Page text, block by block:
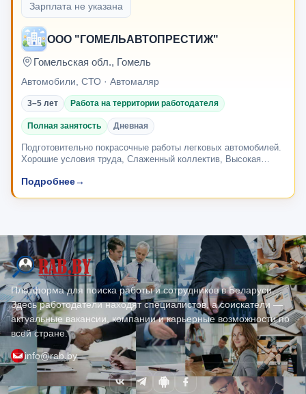
Зарплата не указана
ООО "ГОМЕЛЬАВТОПРЕСТИЖ"
Гомельская обл., Гомель
Автомобили, СТО · Автомаляр
3–5 лет Работа на территории работодателя
Полная занятость Дневная
Подготовительно покрасочные работы легковых автомобилей.
Хорошие условия труда, Слаженный коллектив, Высокая
Подробнее→
Платформа для поиска работы и сотрудников в Беларуси.
Здесь работодатели находят специалистов, а соискатели —
актуальные вакансии, компании и карьерные возможности по
всей стране.
info@rab.by